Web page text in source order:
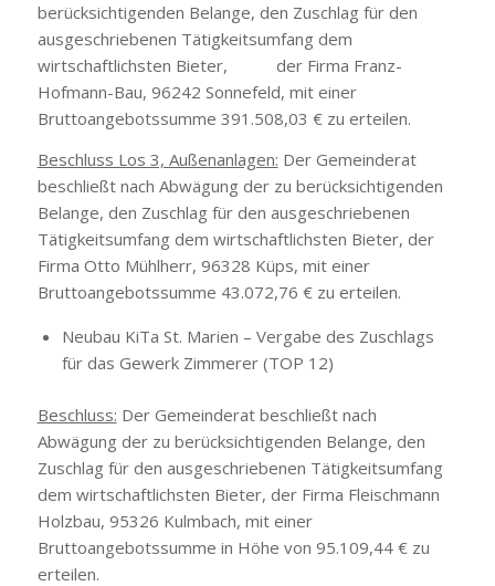
berücksichtigenden Belange, den Zuschlag für den
ausgeschriebenen Tätigkeitsumfang dem
wirtschaftlichsten Bieter, der Firma Franz-
Hofmann-Bau, 96242 Sonnefeld, mit einer
Bruttoangebotssumme 391.508,03 € zu erteilen.
Beschluss Los 3, Außenanlagen: Der Gemeinderat
beschließt nach Abwägung der zu berücksichtigenden
Belange, den Zuschlag für den ausgeschriebenen
Tätigkeitsumfang dem wirtschaftlichsten Bieter, der
Firma Otto Mühlherr, 96328 Küps, mit einer
Bruttoangebotssumme 43.072,76 € zu erteilen.
Neubau KiTa St. Marien – Vergabe des Zuschlags
für das Gewerk Zimmerer (TOP 12)
Beschluss: Der Gemeinderat beschließt nach
Abwägung der zu berücksichtigenden Belange, den
Zuschlag für den ausgeschriebenen Tätigkeitsumfang
dem wirtschaftlichsten Bieter, der Firma Fleischmann
Holzbau, 95326 Kulmbach, mit einer
Bruttoangebotssumme in Höhe von 95.109,44 € zu
erteilen.